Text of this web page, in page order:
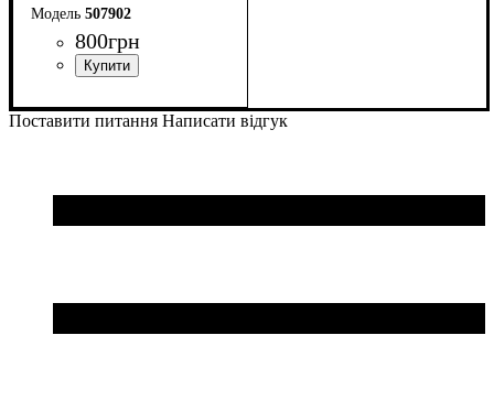
507902
800грн
Чоловічий
Поставити питання Написати відгук